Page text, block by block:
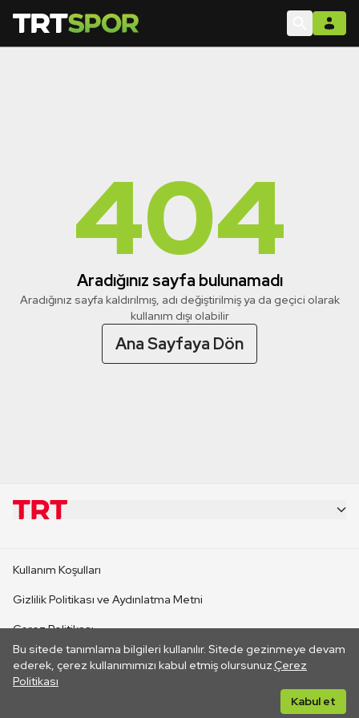
404
Aradığınız sayfa bulunamadı
Aradığınız sayfa kaldırılmış, adı değiştirilmiş ya da geçici olarak
kullanım dışı olabilir
Ana Sayfaya Dön
Bu sitede tanımlama bilgileri kullanılır. Sitede gezinmeye devam
ederek, çerez kullanımımızı kabul etmiş olursunuz.Çerez
Politikası
Kabul et
CANLI YAYINLAR
Kullanım Koşulları
Gizlilik Politikası ve Aydınlatma Metni
Çerez Politikası
İletişim
Her hakkı saklıdır. ©2026 TRT. Bağlantı yoluyla gidilen dış